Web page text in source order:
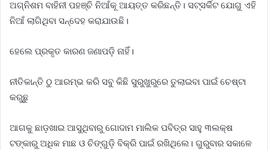
ଅଗ୍ନିଶମ ବାହିନୀ ପହଞ୍ଚି ନିଆଁକୂ ଆୟତ୍ତ କରିଛନ୍ତି। ସଟ୍ସର୍କିଟ ଯୋଗୁ ଏହି
ନିଆଁ ଲାଗିଥିବା ସନ୍ଦେହ କରାଯାଉଛି।
ହେଲେ ପ୍ରକୃତ କାରଣ ଜଣାପଡ଼ି ନାହିଁ।
ନୀତିକାନ୍ତି ଠୁ ଆରମ୍ଭ କରି ସବୁ କିଛି ସୁରୁଖୁରୁରେ ତୁଲାଇବା ପାଇଁ ଚେଷ୍ଟା
କରୁଛୁ
ଆଗକୁ ଛାଡ଼ଖାଇ ଆସୁଥିବାରୁ ଗୋଦାମ ମାଲିକ ପବିତ୍ର ସାହୁ ୩ଲକ୍ଷ
ଟଙ୍କାରୁ ଅଧିକ ମାଛ ଓ ଚିଙ୍ଗୁଡ଼ି ବିକ୍ରି ପାଇଁ ରଖିଥିଲେ। ଗୁରୁବାର ସକାଳେ